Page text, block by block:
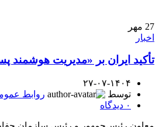
27 مهر
اخبار
تأکید ایران بر «مدیریت هوشمند
۲۷-۰۷-۱۴۰۴
توسط
روابط
۰ دیدگاه